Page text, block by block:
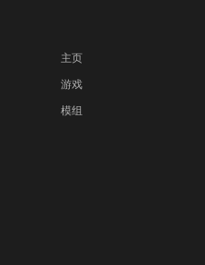
主页
游戏
模组